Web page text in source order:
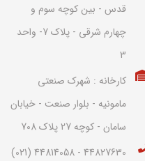
قدس - بین کوچه سوم و
چهارم شرقی - پلاک 7- واحد
3
کارخانه : شهرک صنعتی
مامونیه - بلوار صنعت - خیابان
سامان - کوچه 27 پلاک 708
44827630 - 44814058 (021)